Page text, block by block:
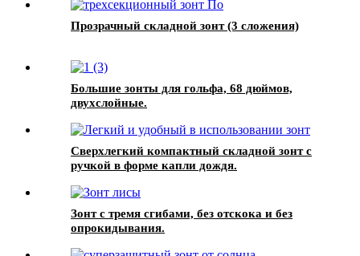
Прозрачный складной зонт (3 сложения)
Большие зонты для гольфа, 68 дюймов,
двухслойные.
Сверхлегкий компактный складной зонт с
ручкой в ​​форме капли дождя.
Зонт с тремя сгибами, без отскока и без
опрокидывания.